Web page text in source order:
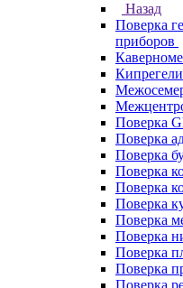
Назад
Поверка
приборов
Кипрегели
Поверка
Поверка
Поверка
Поверка
Поверка
Поверка
Поверка
Поверка
Поверка
Поверка
Поверка